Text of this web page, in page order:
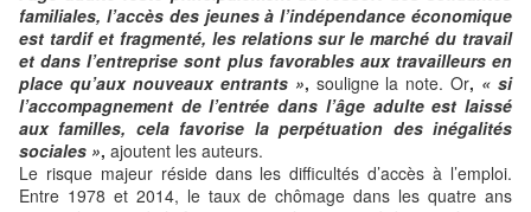
familiales, l’accès des jeunes à l’indépendance économique
est tardif et fragmenté, les relations sur le marché du travail
et dans l’entreprise sont plus favorables aux travailleurs en
place qu’aux nouveaux entrants », souligne la note. Or, « si
l’accompagnement de l’entrée dans l’âge adulte est laissé
aux familles, cela favorise la perpétuation des inégalités
sociales », ajoutent les auteurs.
Le risque majeur réside dans les difficultés d’accès à l’emploi.
Entre 1978 et 2014, le taux de chômage dans les quatre ans